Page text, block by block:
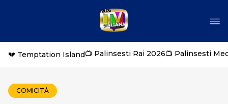
💔 Temptation Island📺 Palinsesti Rai 2026📺 Palinsesti
COMICITÀ